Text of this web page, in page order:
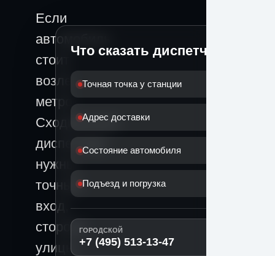
Если
автомобиль
стоит
возле
метро
Сходненская,
диспетчеру
нужны
точный
вход,
сторона
улицы,
Что сказать диспетчеру
Точная точка у станции
Адрес доставки
Состояние автомобиля
Подъезд и погрузка
ГОРОДСКОЙ
+7 (495) 513-13-47